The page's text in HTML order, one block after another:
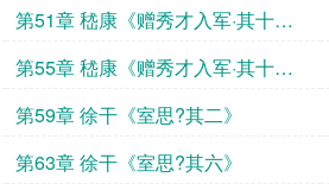
一》
第51章 嵇康《赠秀才入军·其十
五》
第55章 嵇康《赠秀才入军·其十
九》
第59章 徐干《室思?其二》
第63章 徐干《室思?其六》